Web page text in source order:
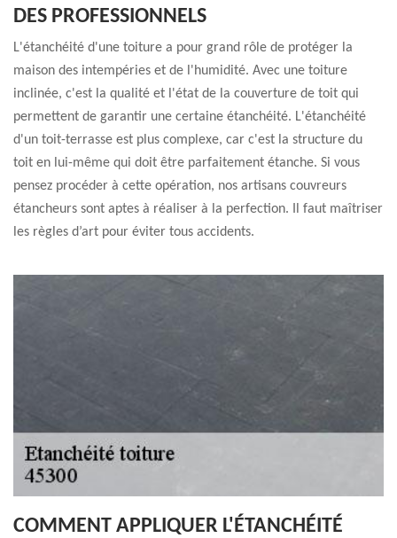
DES PROFESSIONNELS
L'étanchéité d'une toiture a pour grand rôle de protéger la
maison des intempéries et de l'humidité. Avec une toiture
inclinée, c'est la qualité et l'état de la couverture de toit qui
permettent de garantir une certaine étanchéité. L'étanchéité
d'un toit-terrasse est plus complexe, car c'est la structure du
toit en lui-même qui doit être parfaitement étanche. Si vous
pensez procéder à cette opération, nos artisans couvreurs
étancheurs sont aptes à réaliser à la perfection. Il faut maîtriser
les règles d’art pour éviter tous accidents.
COMMENT APPLIQUER L'ÉTANCHÉITÉ